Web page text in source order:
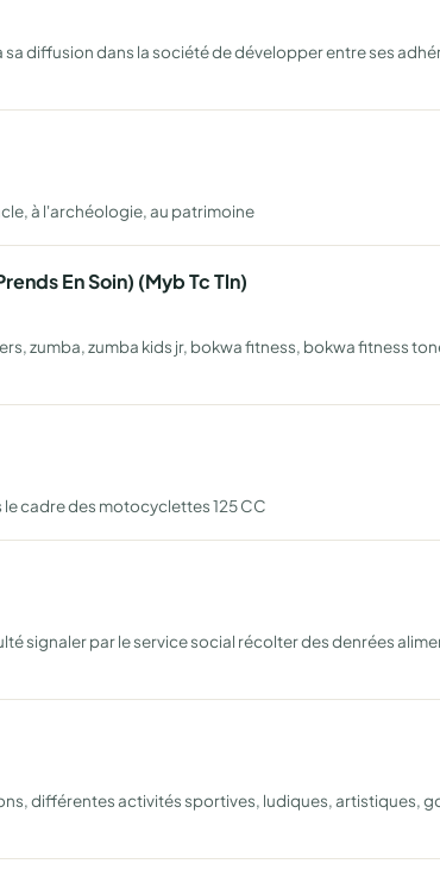
diffusion dans la société de développer entre ses
à l'archéologie, au patrimoine
En Soin) (Myb Tc Tln)
zumba, zumba kids jr, bokwa fitness, bokwa fitness
cadre des motocyclettes 125 CC
signaler par le service social récolter des denrées
différentes activités sportives, ludiques, artistiques,